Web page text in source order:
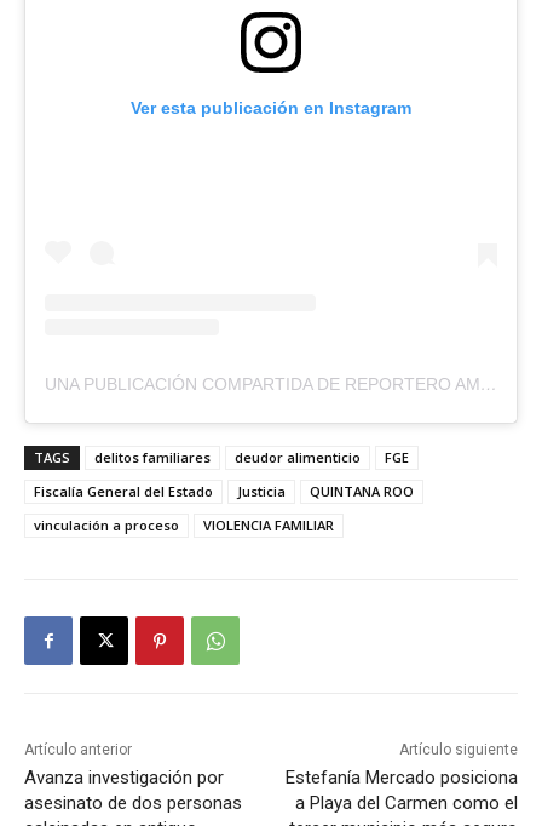
Ver esta publicación en Instagram
UNA PUBLICACIÓN COMPARTIDA DE REPORTERO AMBULANTE (@REPORTEROAMBULANTE)
TAGS delitos familiares deudor alimenticio
FGE
Fiscalía General del Estado
Justicia
QUINTANA ROO
vinculación a proceso
VIOLENCIA FAMILIAR
Artículo anterior
Avanza investigación por
asesinato de dos personas
Artículo siguiente
Estefanía Mercado posiciona
a Playa del Carmen como el